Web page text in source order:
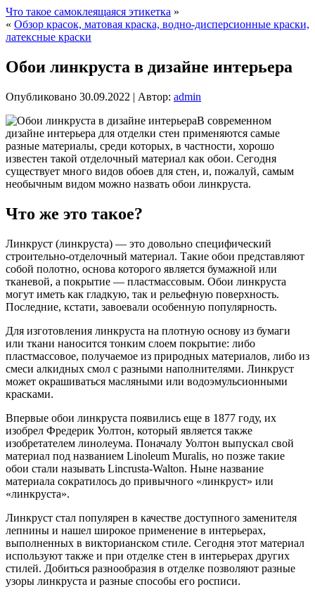
Что такое самоклеящаяся этикетка »
« Обзор красок, матовая краска, водно-дисперсионные краски,
латексные краски
Обои линкруста в дизайне интерьера
Опубликовано 30.09.2022 | Автор: admin
В современном
дизайне интерьера для отделки стен применяются самые
разные материалы, среди которых, в частности, хорошо
известен такой отделочный материал как обои. Сегодня
существует много видов обоев для стен, и, пожалуй, самым
необычным видом можно назвать обои линкруста.
Что же это такое?
Линкруст (линкруста) — это довольно специфический
строительно-отделочный материал. Такие обои представляют
собой полотно, основа которого является бумажной или
тканевой, а покрытие — пластмассовым. Обои линкруста
могут иметь как гладкую, так и рельефную поверхность.
Последние, кстати, завоевали особенную популярность.
Для изготовления линкруста на плотную основу из бумаги
или ткани наносится тонким слоем покрытие: либо
пластмассовое, получаемое из природных материалов, либо из
смеси алкидных смол с разными наполнителями. Линкруст
может окрашиваться масляными или водоэмульсионными
красками.
Впервые обои линкруста появились еще в 1877 году, их
изобрел Фредерик Уолтон, который является также
изобретателем линолеума. Поначалу Уолтон выпускал свой
материал под названием Linoleum Muralis, но позже такие
обои стали называть Lincrusta-Walton. Ныне название
материала сократилось до привычного «линкруст» или
«линкруста».
Линкруст стал популярен в качестве доступного заменителя
лепнины и нашел широкое применение в интерьерах,
выполненных в викторианском стиле. Сегодня этот материал
используют также и при отделке стен в интерьерах других
стилей. Добиться разнообразия в отделке позволяют разные
узоры линкруста и разные способы его росписи.